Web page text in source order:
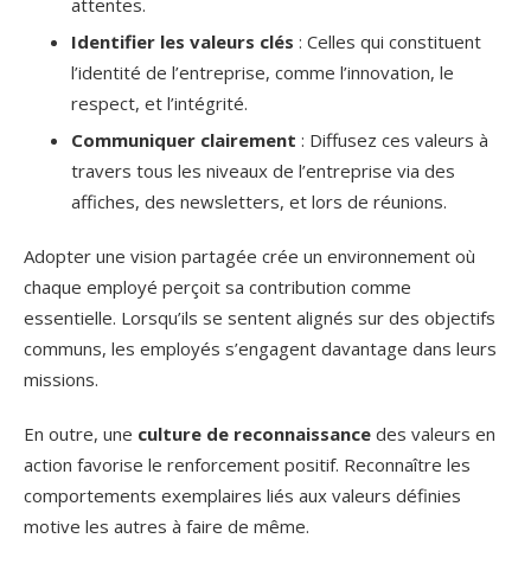
Identifier les valeurs clés : Celles qui constituent
l’identité de l’entreprise, comme l’innovation, le
respect, et l’intégrité.
Communiquer clairement : Diffusez ces valeurs à
travers tous les niveaux de l’entreprise via des
affiches, des newsletters, et lors de réunions.
Adopter une vision partagée crée un environnement où
chaque employé perçoit sa contribution comme
essentielle. Lorsqu’ils se sentent alignés sur des objectifs
communs, les employés s’engagent davantage dans leurs
missions.
En outre, une culture de reconnaissance des valeurs en
action favorise le renforcement positif. Reconnaître les
comportements exemplaires liés aux valeurs définies
motive les autres à faire de même.